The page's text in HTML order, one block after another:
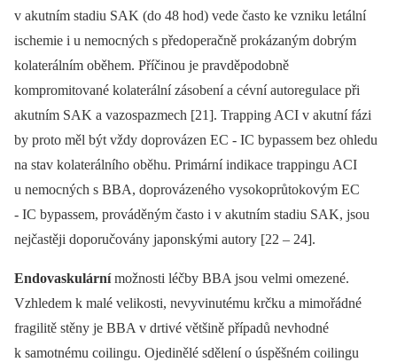
v akutním stadiu SAK (do 48 hod) vede často ke vzniku letální
ischemie i u nemocných s předoperačně prokázaným dobrým
kolaterálním oběhem. Příčinou je pravděpodobně
kompromitované kolaterální zásobení a cévní autoregulace při
akutním SAK a vazospazmech [21]. Trapping ACI v akutní fázi
by proto měl být vždy doprovázen EC ‑⁠ IC bypassem bez ohledu
na stav kolaterálního oběhu. Primární indikace trappingu ACI
u nemocných s BBA, doprovázeného vysokoprůtokovým EC
‑⁠ IC bypassem, prováděným často i v akutním stadiu SAK, jsou
nejčastěji doporučovány japonskými autory [22 –⁠ 24].
Endovaskulárnímožnosti léčby BBA jsou velmi omezené.
Vzhledem k malé velikosti, nevyvinutému krčku a mimořádné
fragilitě stěny je BBA v drtivé většině případů nevhodné
k samotnému coilingu. Ojedinělé sdělení o úspěšném coilingu